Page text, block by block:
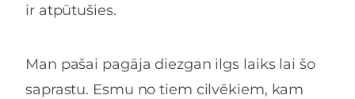
ir atpūtušies.
Man pašai pagāja diezgan ilgs laiks lai šo
saprastu. Esmu no tiem cilvēkiem, kam